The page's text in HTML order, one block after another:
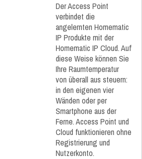
Der Access Point
verbindet die
angelernten Homematic
IP Produkte mit der
Homematic IP Cloud. Auf
diese Weise können Sie
Ihre Raumtemperatur
von überall aus steuern:
in den eigenen vier
Wänden oder per
Smartphone aus der
Ferne. Access Point und
Cloud funktionieren ohne
Registrierung und
Nutzerkonto.